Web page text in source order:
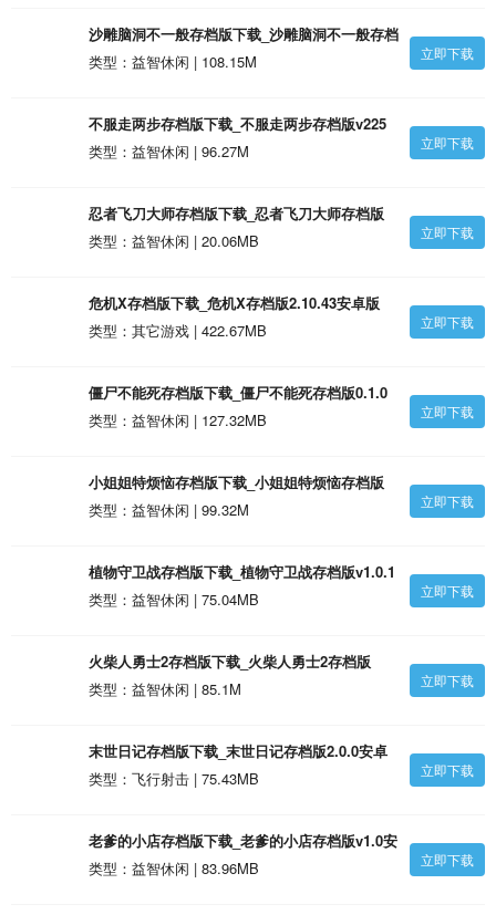
沙雕脑洞不一般存档版下载_沙雕脑洞不一般存档
版v1.0.1安卓版
类型：益智休闲 | 108.15M 立即下载
不服走两步存档版下载_不服走两步存档版v225
安卓版
类型：益智休闲 | 96.27M 立即下载
忍者飞刀大师存档版下载_忍者飞刀大师存档版
1.0.5安卓版
类型：益智休闲 | 20.06MB 立即下载
危机X存档版下载_危机X存档版2.10.43安卓版
类型：其它游戏 | 422.67MB
立即下载
僵尸不能死存档版下载_僵尸不能死存档版0.1.0
安卓版
类型：益智休闲 | 127.32MB 立即下载
小姐姐特烦恼存档版下载_小姐姐特烦恼存档版
v1.0.2安卓版
类型：益智休闲 | 99.32M 立即下载
植物守卫战存档版下载_植物守卫战存档版v1.0.1
安卓版
类型：益智休闲 | 75.04MB 立即下载
火柴人勇士2存档版下载_火柴人勇士2存档版
v1.0.0安卓版
类型：益智休闲 | 85.1M 立即下载
末世日记存档版下载_末世日记存档版2.0.0安卓
版
类型：飞行射击 | 75.43MB 立即下载
老爹的小店存档版下载_老爹的小店存档版v1.0安
卓版
类型：益智休闲 | 83.96MB 立即下载